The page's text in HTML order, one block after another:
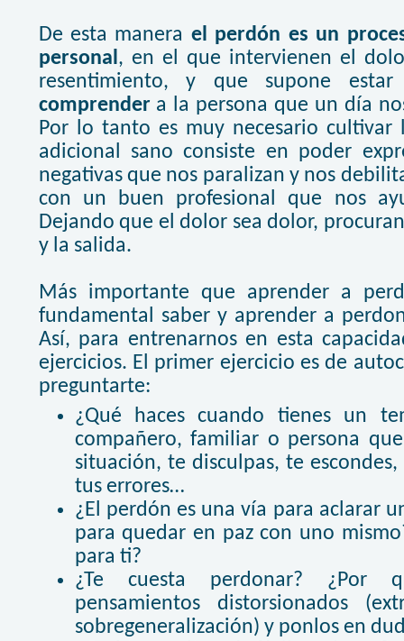
De esta manera el perdón es un
personal , en el que intervienen el
resentimiento, y que supone
comprendera la persona que un día
Por lo tanto es muy necesario
adicional sano consiste en poder
negativas que nos paralizan y nos
con un buen profesional que nos
Dejando que el dolor sea dolor,
y la salida.
Más importante que aprender a
fundamental saber y aprender a
Así, para entrenarnos en esta
ejercicios. El primer ejercicio es de
preguntarte:
¿Qué haces cuando tienes un
compañero, familiar o persona
situación, te disculpas, te
tus errores…
¿El perdón es una vía para aclarar
para quedar en paz con uno
para ti?
¿Te cuesta perdonar? ¿Por
pensamientos distorsionados
sobregeneralización) y ponlos en